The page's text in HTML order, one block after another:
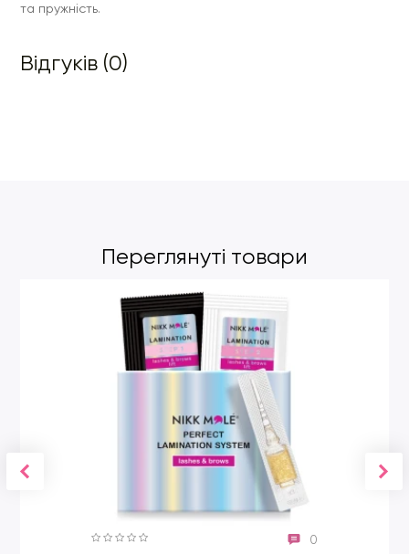
та пружність.
Відгуків (0)
Переглянуті товари
0